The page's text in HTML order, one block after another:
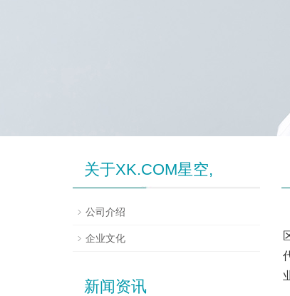
关于XK.COM星空,
公司介绍
企业文化
新闻资讯